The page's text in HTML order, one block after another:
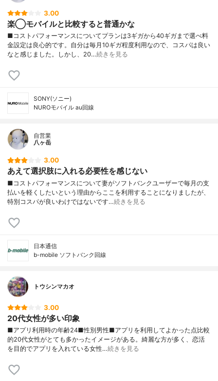
3.00
楽◯モバイルと比較すると普通かな
■コストパフォーマンスについてプランは3ギガから40ギガまで選べ料
金設定は良心的です。自分は毎月10ギガ程度利用なので、コスパは良い
なと感じました。しかし、20…続きを見る
SONY(ソニー)
NUROモバイル au回線
自営業
八ヶ岳
3.00
あえて選択肢に入れる必要性を感じない
■コストパフォーマンスについて妻がソフトバンクユーザーで毎月の支
払いを軽くしたいという理由からここを利用することになりましたが、
特別コスパが良いわけではないです…続きを見る
日本通信
b-mobile ソフトバンク回線
トウシンマカオ
3.00
20代女性が多い印象
■アプリ利用時の年齢24■性別男性■アプリを利用してよかった点比較
的20代女性がとても多かったイメージがある。綺麗な方が多く、恋活
を目的でアプリを入れている女性…続きを見る